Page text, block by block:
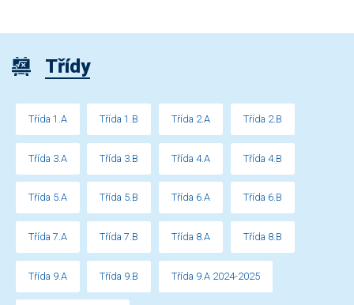
Třídy
Třída 1.A Třída 1.B Třída 2.A Třída 2.B
Třída 3.A Třída 3.B Třída 4.A Třída 4.B
Třída 5.A Třída 5.B Třída 6.A Třída 6.B
Třída 7.A Třída 7.B Třída 8.A Třída 8.B
Třída 9.A Třída 9.B Třída 9.A 2024-2025